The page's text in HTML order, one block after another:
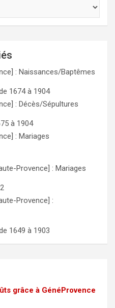
: Naissances/Baptêmes
1674 à 1904
: Décès/Sépultures
à 1904
: Mariages
Provence] : Mariages
Provence] :
1649 à 1903
grâce à GénéProvence